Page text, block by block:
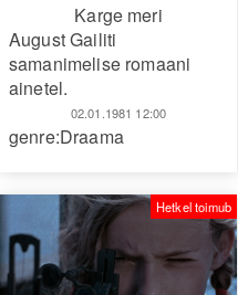
Karge meri
August Gailiti
samanimelise romaani
ainetel.
02.01.1981 12:00
genre:Draama
Hetkel toimub